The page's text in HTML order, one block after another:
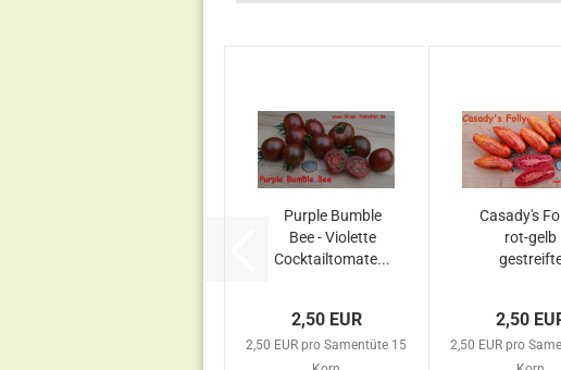
Purple Bumble
Bee - Violette
Cocktailtomate...
2,50 EUR
2,50 EUR pro Samentüte 15
Casady's
rot-gelb
2,50
2,50 EUR pro